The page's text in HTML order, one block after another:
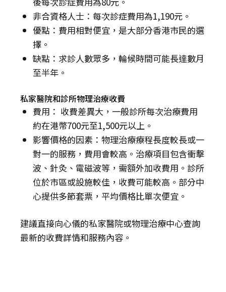
非合資格人士：每次診症費用為1,190元。
優點：費用相對便宜，是大部分香港市民的選
擇。
缺點：求診人數眾多，輪候時間可能長達數月
至半年。
私家醫院和診所物理治療收費
費用： 收費差異大，一般診所每次治療費用
約在港幣700元至1,500元以上。
影響價格的因素：物理治療療程長度較長或一
對一的服務，費用會較高。治療項目包含衝擊
波、針灸、電磁波等，需額外加收費用。診所
位於市區或設施較佳，收費可能較高。部分中
心提供多節套票，平均價格比單次便宜。
建議直接向心儀的私家醫院或物理治療中心查詢
最新的收費詳情和服務內容。